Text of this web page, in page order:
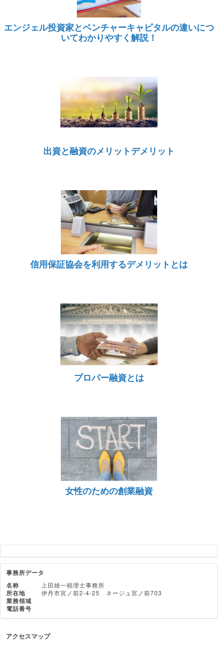
エンジェル投資家とベンチャーキャピタルの違いにつ
いてわかりやすく解説！
出資と融資のメリットデメリット
信用保証協会を利用するデメリットとは
プロパー融資とは
女性のための創業融資
事務所データ
名称
上田雄一税理士事務所
所在地 伊丹市宮ノ前2-4-25 ネージュ宮ノ前703
業務領域
電話番号
アクセスマップ